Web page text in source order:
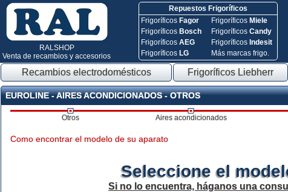
RALSHOP
Venta de recambios y accesorios
Repuestos Frigoríficos
Frigoríficos Fagor
Frigoríficos Bosch
FrigoríficosAEG
Frigoríficos LG
Frigoríficos Miele
FrigoríficosCandy
Frigoríficos Indesit
Más marcas frigo.
Recambios electrodomésticos Frigoríficos Liebherr
EUROLINE - AIRES ACONDICIONADOS - OTROS
Otros Aires acondicionados
Como encontrar el modelo de su aparato
Seleccione el
Si no lo encuentra, háganos una